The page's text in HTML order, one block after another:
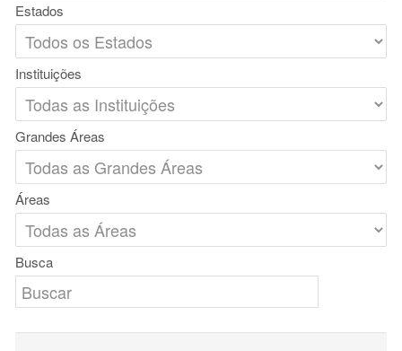
Estados
Instituições
Grandes Áreas
Áreas
Busca